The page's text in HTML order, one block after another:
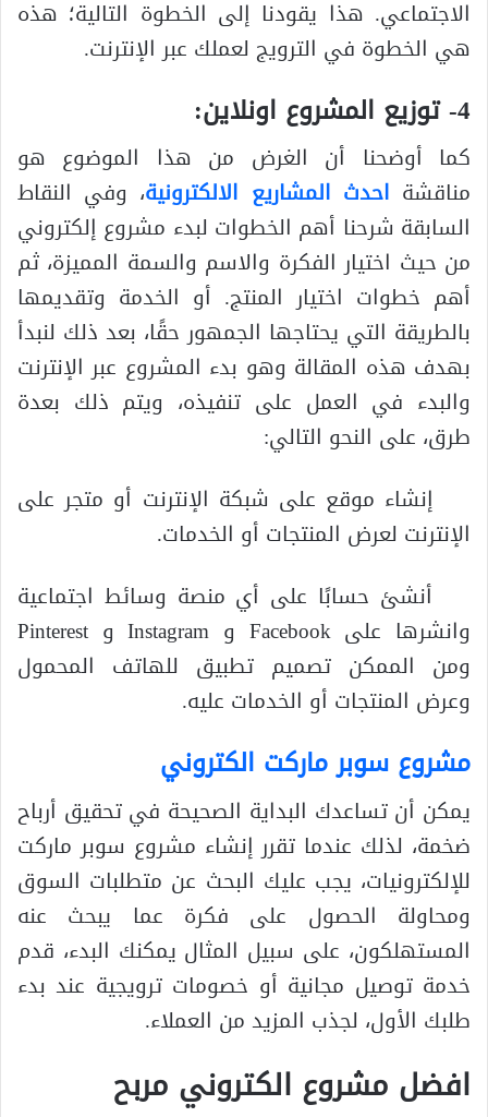
الاجتماعي. هذا يقودنا إلى الخطوة التالية؛ هذه
هي الخطوة في الترويج لعملك عبر الإنترنت.
4- توزيع المشروع اونلاين:
كما أوضحنا أن الغرض من هذا الموضوع هو
مناقشة احدث المشاريع الالكترونية، وفي النقاط
السابقة شرحنا أهم الخطوات لبدء مشروع إلكتروني
من حيث اختيار الفكرة والاسم والسمة المميزة، ثم
أهم خطوات اختيار المنتج. أو الخدمة وتقديمها
بالطريقة التي يحتاجها الجمهور حقًا، بعد ذلك لنبدأ
بهدف هذه المقالة وهو بدء المشروع عبر الإنترنت
والبدء في العمل على تنفيذه، ويتم ذلك بعدة
طرق، على النحو التالي:
إنشاء موقع على شبكة الإنترنت أو متجر على
الإنترنت لعرض المنتجات أو الخدمات.
أنشئ حسابًا على أي منصة وسائط اجتماعية
وانشرها على Facebook و Instagram و Pinterest
ومن الممكن تصميم تطبيق للهاتف المحمول
وعرض المنتجات أو الخدمات عليه.
مشروع سوبر ماركت الكتروني
يمكن أن تساعدك البداية الصحيحة في تحقيق أرباح
ضخمة، لذلك عندما تقرر إنشاء مشروع سوبر ماركت
للإلكترونيات، يجب عليك البحث عن متطلبات السوق
ومحاولة الحصول على فكرة عما يبحث عنه
المستهلكون، على سبيل المثال يمكنك البدء، قدم
خدمة توصيل مجانية أو خصومات ترويجية عند بدء
طلبك الأول، لجذب المزيد من العملاء.
افضل مشروع الكتروني مربح